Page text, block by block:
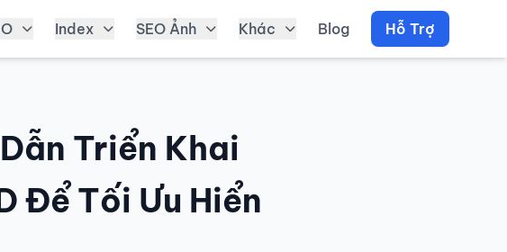
Index SEO Ảnh Khác Blog Hỗ Trợ
Triển Khai
Để Tối Ưu Hiển